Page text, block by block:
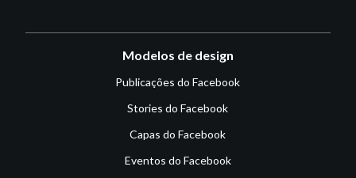
Modelos de design
Publicações do Facebook
Stories do Facebook
Capas do Facebook
Eventos do Facebook